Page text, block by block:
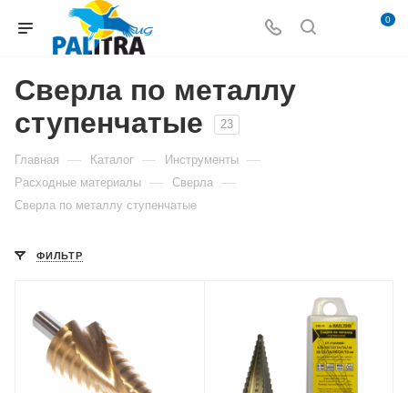
0
Сверла по металлу
ступенчатые
23
Главная — Каталог — Инструменты —
Расходные материалы — Сверла —
Сверла по металлу ступенчатые
ФИЛЬТР